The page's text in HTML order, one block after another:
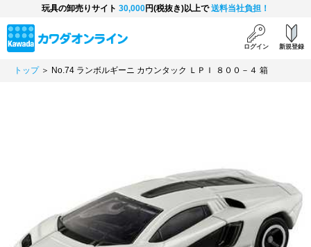
玩具の卸売りサイト 30,000円(税抜き)以上で送料当社負担！
ログイン 新規登録
トップ＞ No.74 ランボルギーニ カウンタック ＬＰＩ ８００－４ 箱